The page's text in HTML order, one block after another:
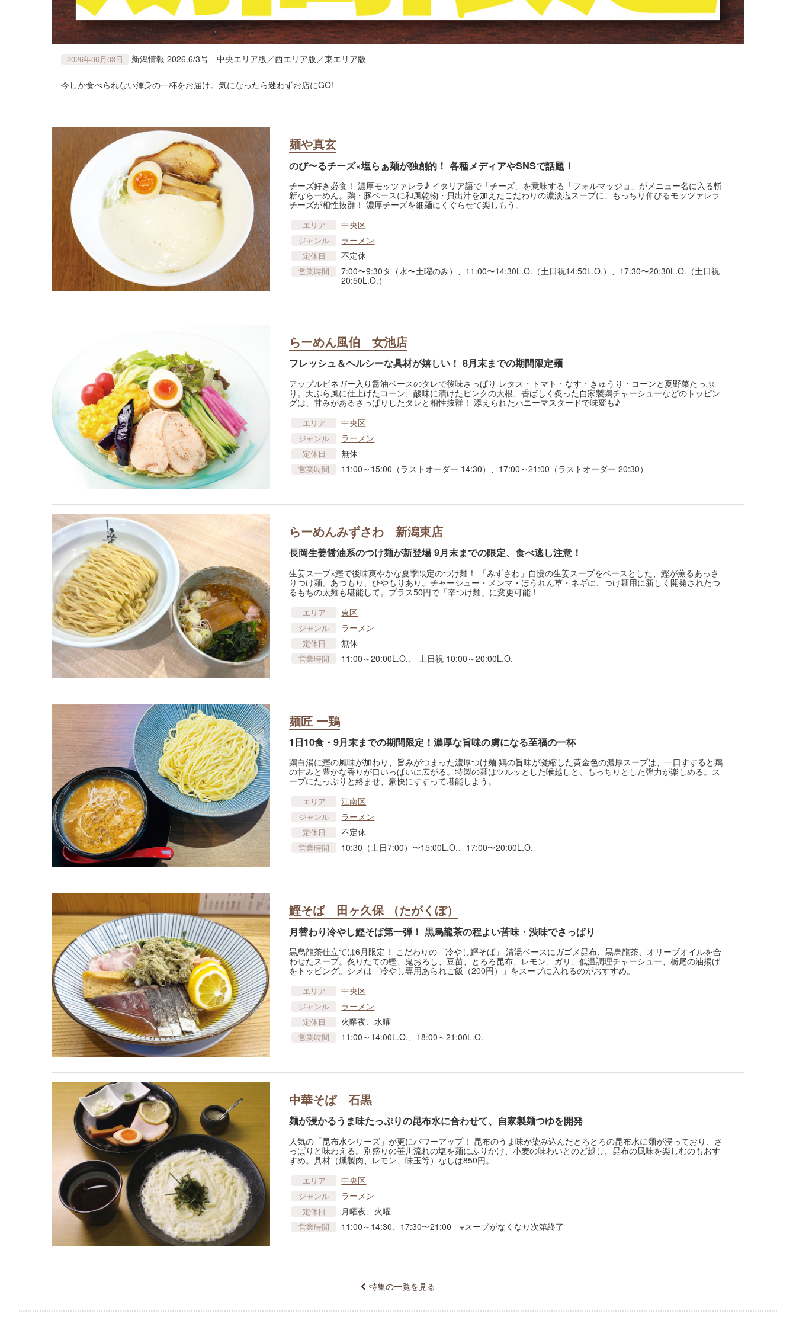
2026年06月03日 新潟情報 2026.6/3号 中央エリア版／西エリア版／東エリア版
今しか食べられない渾身の一杯をお届け。気になったら迷わずお店にGO!
麺や真玄
のび〜るチーズ×塩らぁ麺が独創的！ 各種メディアやSNSで話題！
チーズ好き必食！ 濃厚モッツァレラ♪ イタリア語で「チーズ」を意味する「フォルマッジョ」がメニュー名に入る斬
新ならーめん。鶏・豚ベースに和風乾物・貝出汁を加えたこだわりの濃淡塩スープに、もっちり伸びるモッツァレラ
チーズが相性抜群！ 濃厚チーズを細麺にくぐらせて楽しもう。
エリア 中央区
ジャンル ラーメン
定休日 不定休
営業時間
7:00〜9:30タ（水〜土曜のみ）、11:00〜14:30L.O.（土日祝14:50L.O.）、17:30〜20:30L.O.（土日祝
20:50L.O.）
らーめん風伯 女池店
フレッシュ＆ヘルシーな具材が嬉しい！ 8月末までの期間限定麺
アップルビネガー入り醤油ベースのタレで後味さっぱり レタス・トマト・なす・きゅうり・コーンと夏野菜たっぷ
り。天ぷら風に仕上げたコーン、酸味に漬けたピンクの大根、香ばしく炙った自家製鶏チャーシューなどのトッピン
グは、甘みがあるさっぱりしたタレと相性抜群！ 添えられたハニーマスタードで味変も♪
エリア 中央区
ジャンル ラーメン
定休日 無休
営業時間 11:00～15:00（ラストオーダー 14:30）、17:00～21:00（ラストオーダー 20:30）
らーめんみずさわ 新潟東店
長岡生姜醤油系のつけ麺が新登場 9月末までの限定、食べ逃し注意！
生姜スープ×鰹で後味爽やかな夏季限定のつけ麺！ 「みずさわ」自慢の生姜スープをベースとした、鰹が薫るあっさ
りつけ麺。あつもり、ひやもりあり。チャーシュー・メンマ・ほうれん草・ネギに、つけ麺用に新しく開発されたつ
るもちの太麺も堪能して。プラス50円で「辛つけ麺」に変更可能！
エリア 東区
ジャンル ラーメン
定休日 無休
営業時間 11:00～20:00L.O.、 土日祝 10:00～20:00L.O.
麺匠 一鶏
1日10食・9月末までの期間限定！濃厚な旨味の虜になる至福の一杯
鶏白湯に鰹の風味が加わり、旨みがつまった濃厚つけ麺 鶏の旨味が凝縮した黄金色の濃厚スープは、一口すすると鶏
の甘みと豊かな香りが口いっぱいに広がる。特製の麺はツルッとした喉越しと、もっちりとした弾力が楽しめる。ス
ープにたっぷりと絡ませ、豪快にすすって堪能しよう。
エリア 江南区
ジャンル ラーメン
定休日 不定休
営業時間 10:30（土日7:00）〜15:00L.O.、17:00〜20:00L.O.
鰹そば 田ヶ久保 （たがくぼ）
月替わり冷やし鰹そば第一弾！ 黒烏龍茶の程よい苦味・渋味でさっぱり
黒烏龍茶仕立ては6月限定！ こだわりの「冷やし鰹そば」 清湯ベースにガゴメ昆布、黒烏龍茶、オリーブオイルを合
わせたスープ。炙りたての鰹、鬼おろし、豆苗、とろろ昆布、レモン、ガリ、低温調理チャーシュー、栃尾の油揚げ
をトッピング。シメは「冷やし専用あられご飯（200円）」をスープに入れるのがおすすめ。
エリア 中央区
ジャンル ラーメン
定休日 火曜夜、水曜
営業時間 11:00～14:00L.O.、18:00～21:00L.O.
中華そば 石黒
麺が浸かるうま味たっぷりの昆布水に合わせて、自家製麺つゆを開発
人気の「昆布水シリーズ」が更にパワーアップ！ 昆布のうま味が染み込んだとろとろの昆布水に麺が浸っており、さ
っぱりと味わえる。別盛りの笹川流れの塩を麺にふりかけ、小麦の味わいとのど越し、昆布の風味を楽しむのもおす
すめ。具材（燻製肉、レモン、味玉等）なしは850円。
エリア 中央区
ジャンル ラーメン
定休日 月曜夜、火曜
営業時間 11:00～14:30、17:30〜21:00 ※スープがなくなり次第終了
特集の一覧を見る